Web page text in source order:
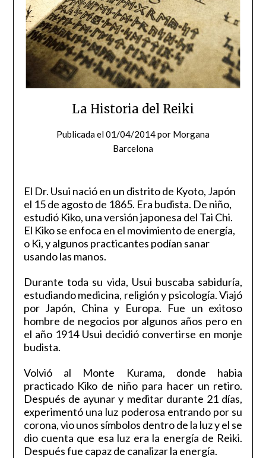
La Historia del Reiki
Publicada el01/04/2014por Morgana
Barcelona
El Dr. Usui nació en un distrito de Kyoto, Japón
el 15 de agosto de 1865. Era budista. De niño,
estudió Kiko, una versión japonesa del Tai Chi.
El Kiko se enfoca en el movimiento de energía,
o Ki, y algunos practicantes podían sanar
usando las manos.
Durante toda su vida, Usui buscaba sabiduría,
estudiando medicina, religión y psicología. Viajó
por Japón, China y Europa. Fue un exitoso
hombre de negocios por algunos años pero en
el año 1914 Usui decidió convertirse en monje
budista.
Volvió al Monte Kurama, donde habia
practicado Kiko de niño para hacer un retiro.
Después de ayunar y meditar durante 21 días,
experimentó una luz poderosa entrando por su
corona, vio unos símbolos dentro de la luz y el se
dio cuenta que esa luz era la energía de Reiki.
Después fue capaz de canalizar la energía.